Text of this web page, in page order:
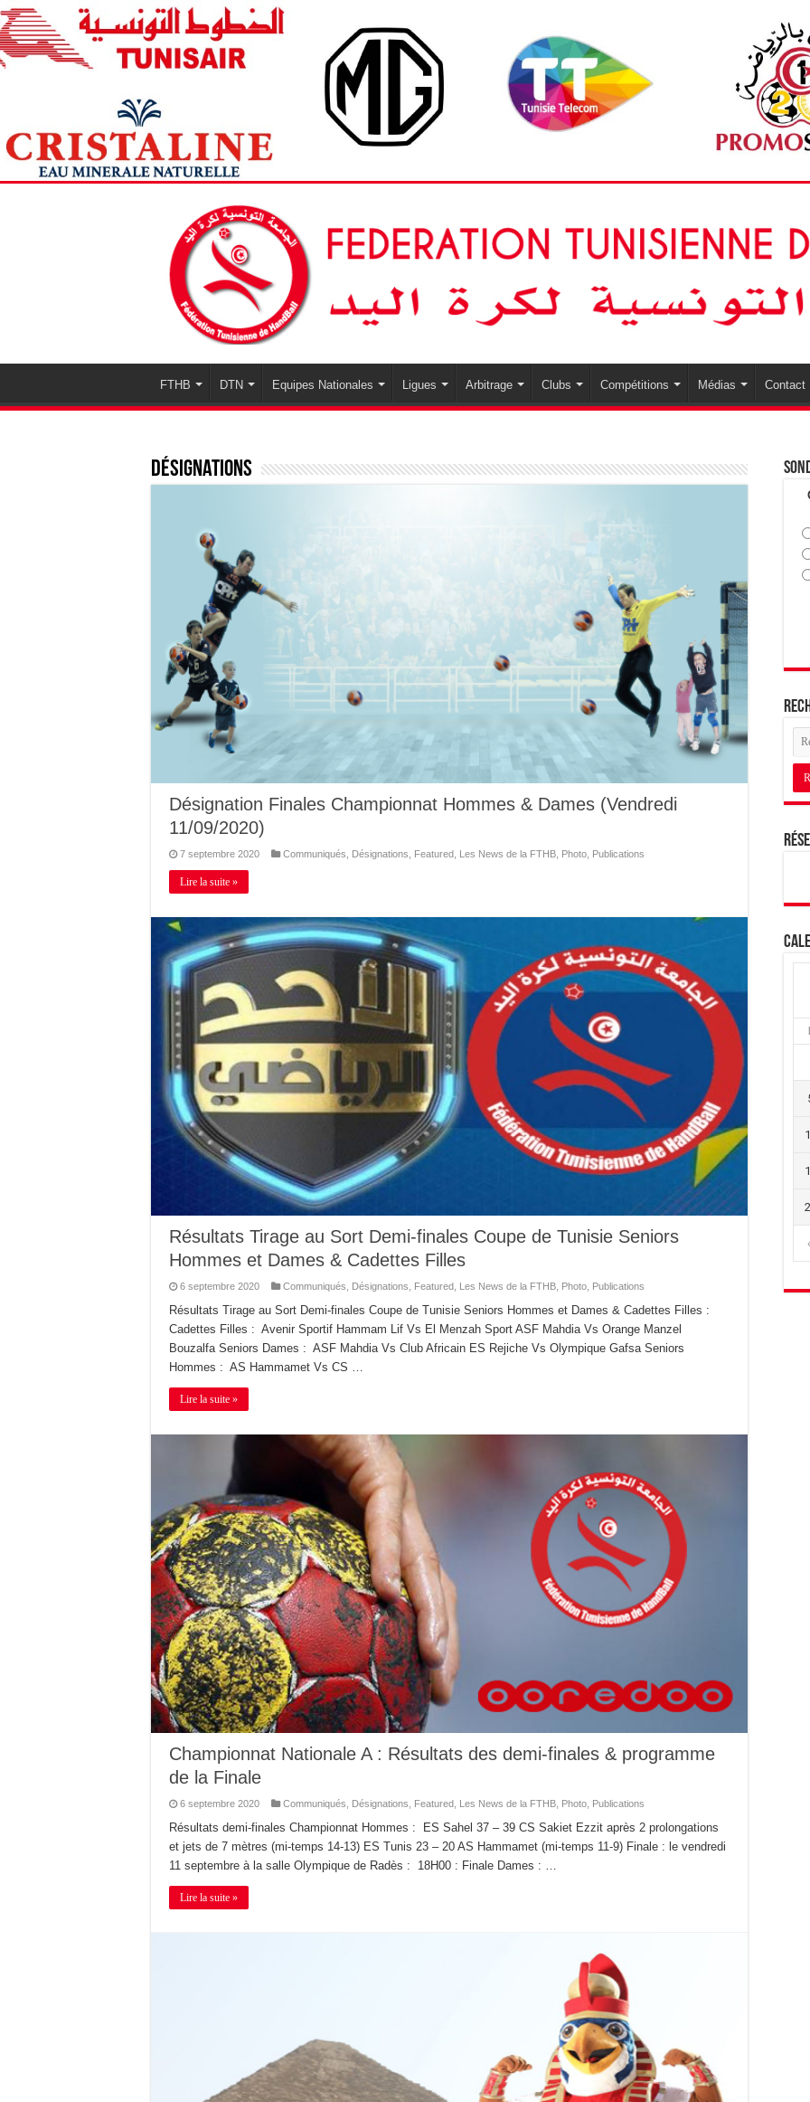
FTHB DTN Equipes Nationales Ligues Arbitrage Clubs Compétitions Médias Contact
Désignations
Désignation Finales Championnat Hommes & Dames (Vendredi
11/09/2020)
7 septembre 2020 Communiqués Désignations Featured Les News de la FTHB Photo Publications
Lire la suite »
Résultats Tirage au Sort Demi-finales Coupe de Tunisie Seniors
Hommes et Dames & Cadettes Filles
6 septembre 2020 Communiqués Désignations Featured Les News de la FTHB Photo Publications
Résultats Tirage au Sort Demi-finales Coupe de Tunisie Seniors Hommes et Dames & Cadettes Filles :
Cadettes Filles : Avenir Sportif Hammam Lif Vs El Menzah Sport ASF Mahdia Vs Orange Manzel
Bouzalfa Seniors Dames : ASF Mahdia Vs Club Africain ES Rejiche Vs Olympique Gafsa Seniors
Hommes : AS Hammamet Vs CS …
Lire la suite »
Championnat Nationale A : Résultats des demi-finales & programme
de la Finale
6 septembre 2020 Communiqués Désignations Featured Les News de la FTHB Photo Publications
Résultats demi-finales Championnat Hommes : ES Sahel 37 – 39 CS Sakiet Ezzit après 2 prolongations
et jets de 7 mètres (mi-temps 14-13) ES Tunis 23 – 20 AS Hammamet (mi-temps 11-9) Finale : le vendredi
11 septembre à la salle Olympique de Radès : 18H00 : Finale Dames : …
Lire la suite »
L